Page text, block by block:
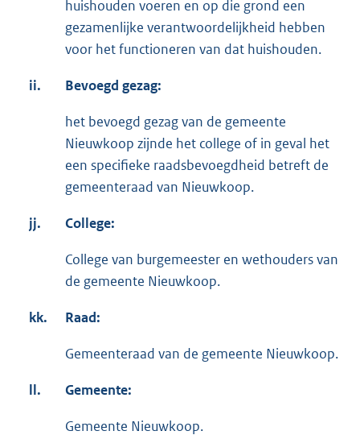
huishouden voeren en op die grond een
gezamenlijke verantwoordelijkheid hebben
voor het functioneren van dat huishouden.
ii. Bevoegd gezag:
het bevoegd gezag van de gemeente
Nieuwkoop zijnde het college of in geval het
een specifieke raadsbevoegdheid betreft de
gemeenteraad van Nieuwkoop.
jj. College:
College van burgemeester en wethouders van
de gemeente Nieuwkoop.
kk. Raad:
Gemeenteraad van de gemeente Nieuwkoop.
ll. Gemeente:
Gemeente Nieuwkoop.